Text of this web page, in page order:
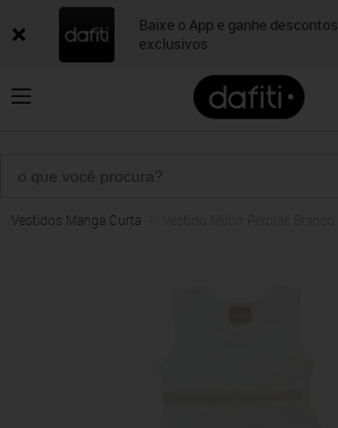
Baixe o App e ganhe descontos
exclusivos
Vestidos Manga Curta